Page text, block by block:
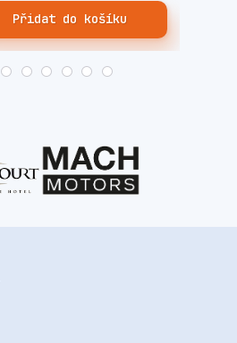
Přidat do košíku